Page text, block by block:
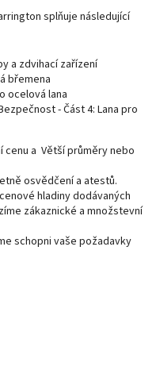
splňuje následující
a zdvihací zařízení
břemena
ocelová lana
- Část 4: Lana pro
cenu a Větší průměry nebo
osvědčení a atestů.
hladiny dodávaných
zákaznické a množstevní
schopni vaše požadavky